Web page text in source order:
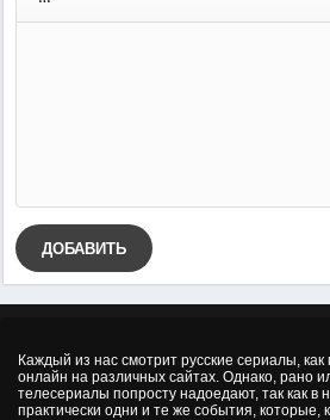
ДОБАВИТЬ
Каждый из нас смотрит русские сериалы, как
онлайн на различных сайтах. Однако, рано
телесериалы попросту надоедают, так как в
практически одни и те же события, которые,